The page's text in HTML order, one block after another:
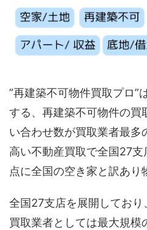
”再建築不可物件買取プロ”
する、再建築不可物件の買
い合わせ数が買取業者最
高い不動産買取で全国27
点に全国の空き家と訳あり
全国27支店を展開してお
買取業者としては最大規模